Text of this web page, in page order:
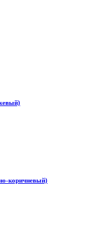
коричневый)